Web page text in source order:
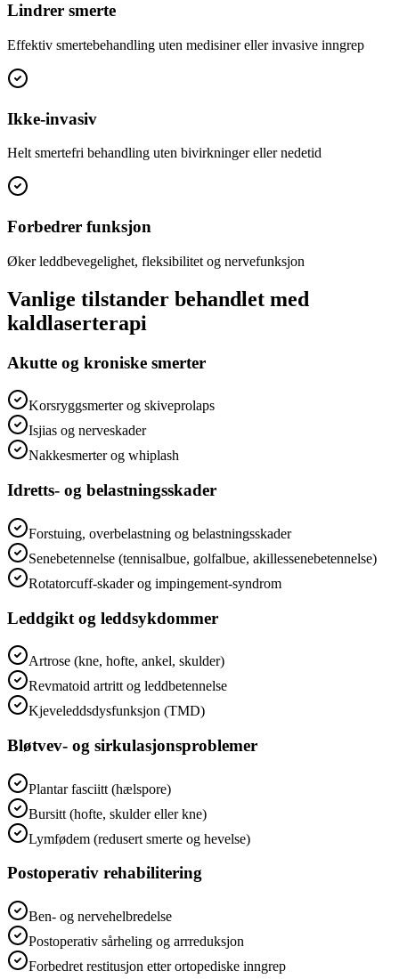
Lindrer smerte
Effektiv smertebehandling uten medisiner eller invasive inngrep
Ikke-invasiv
Helt smertefri behandling uten bivirkninger eller nedetid
Forbedrer funksjon
Øker leddbevegelighet, fleksibilitet og nervefunksjon
Vanlige tilstander behandlet med
kaldlaserterapi
Akutte og kroniske smerter
Korsryggsmerter og skiveprolaps
Isjias og nerveskader
Nakkesmerter og whiplash
Idretts- og belastningsskader
Forstuing, overbelastning og belastningsskader
Senebetennelse (tennisalbue, golfalbue, akillessenebetennelse)
Rotatorcuff-skader og impingement-syndrom
Leddgikt og leddsykdommer
Artrose (kne, hofte, ankel, skulder)
Revmatoid artritt og leddbetennelse
Kjeveleddsdysfunksjon (TMD)
Bløtvev- og sirkulasjonsproblemer
Plantar fasciitt (hælspore)
Bursitt (hofte, skulder eller kne)
Lymfødem (redusert smerte og hevelse)
Postoperativ rehabilitering
Ben- og nervehelbredelse
Postoperativ sårheling og arrreduksjon
Forbedret restitusjon etter ortopediske inngrep